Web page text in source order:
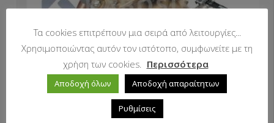
Τα cookies επιτρέπουν μια σειρά από λειτουργίες...
Χρησιμοποιώντας αυτόν τον ιστότοπο, συμφωνείτε με τη
χρήση των cookies.
Περισσότερα
Αποδοχή όλων Αποδοχή απαραίτητων
Ρυθμίσεις